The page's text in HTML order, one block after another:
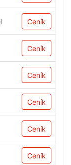
Ceník
Ceník
Ceník
Ceník
Ceník
Ceník